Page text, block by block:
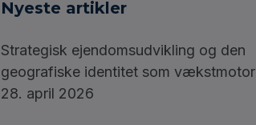
Nyeste artikler
Strategisk ejendomsudvikling og den
geografiske identitet som vækstmotor
28. april 2026